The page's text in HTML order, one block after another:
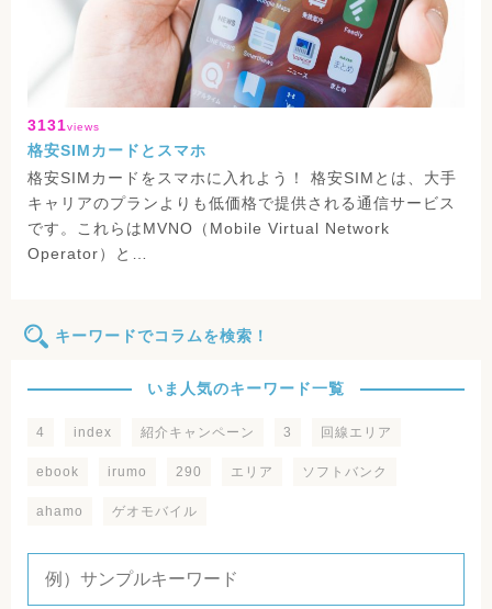
3131views
格安SIMカードとスマホ
格安SIMカードをスマホに入れよう！ 格安SIMとは、大手
キャリアのプランよりも低価格で提供される通信サービス
です。これらはMVNO（Mobile Virtual Network
Operator）と…
キーワードでコラムを検索！
いま人気のキーワード一覧
4 index 紹介キャンペーン 3 回線エリア
ebook irumo 290 エリア ソフトバンク
ahamo ゲオモバイル